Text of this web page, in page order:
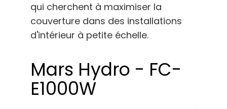
qui cherchent à maximiser la
couverture dans des installations
d'intérieur à petite échelle.
Mars Hydro - FC-
E1000W